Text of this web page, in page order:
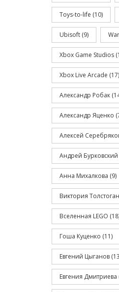
Toys-to-life (10)
Ubisoft (9)
Xbox Game Studios
Xbox Live Arcade (17)
Александр Робак
Александр Яценко
Алексей
Андрей Бурковский
Анна Михалкова (9)
Виктория
Вселенная LEGO
Гоша Куценко (11)
Евгений Цыганов
Евгения Дмитриева